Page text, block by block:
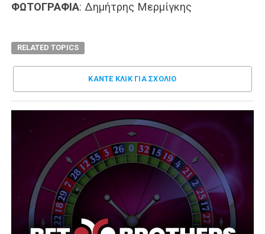
ΦΩΤΟΓΡΑΦΙΑ: Δημήτρης Μερμίγκης
RELATED TOPICS
ΚΑΝΤΕ ΚΛΊΚ ΓΙΑ ΣΧΌΛΙΟ